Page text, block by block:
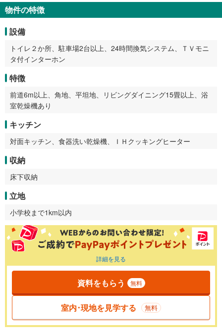
物件の特徴
設備
トイレ２か所、駐車場2台以上、24時間換気システム、ＴＶモニ
タ付インターホン
特徴
前道6m以上、角地、平坦地、リビングダイニング15畳以上、浴
室乾燥機あり
キッチン
対面キッチン、食器洗い乾燥機、ＩＨクッキングヒーター
収納
床下収納
立地
小学校まで1km以内
詳細を見る
資料をもらう 無料
室内･現地を見学する 無料